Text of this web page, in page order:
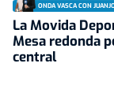
ONDA VASCA CON
La Movida
Mesa redonda
central